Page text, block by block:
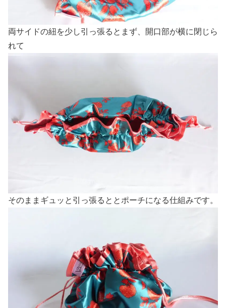
両サイドの紐を少し引っ張るとまず、開口部が横に閉じら
れて
そのままギュッと引っ張るととポーチになる仕組みです。